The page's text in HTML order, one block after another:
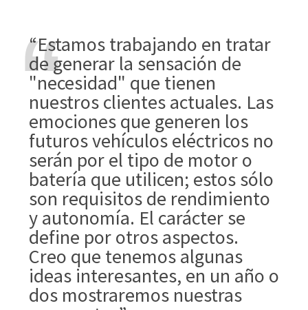
“Estamos trabajando en tratar
de generar la sensación de
"necesidad" que tienen
nuestros clientes actuales. Las
emociones que generen los
futuros vehículos eléctricos no
serán por el tipo de motor o
batería que utilicen; estos sólo
son requisitos de rendimiento
y autonomía. El carácter se
define por otros aspectos.
Creo que tenemos algunas
ideas interesantes, en un año o
dos mostraremos nuestras